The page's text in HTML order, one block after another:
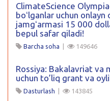
ClimateScience
boʻlganlar uchun
jamgʻarmasi 15 000
bepul safar qiladi!
Barcha soha | 149646
Rossiya: Bakalavriat va
uchun to’liq grant va
Dasturlash | 143845